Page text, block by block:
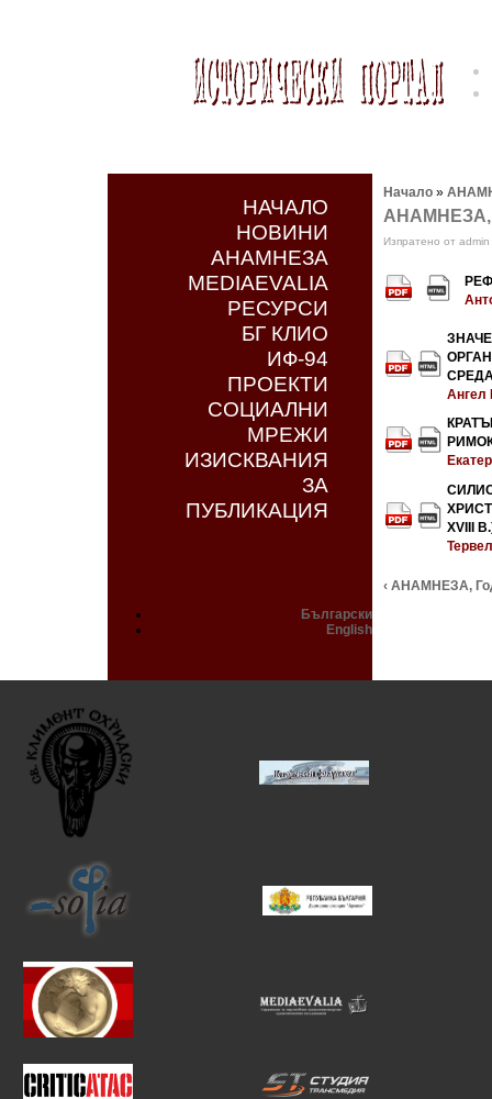
НАЧАЛО
НОВИНИ
АНАМНЕЗА
MEDIAEVALIA
РЕСУРСИ
БГ КЛИО
ИФ-94
ПРОЕКТИ
СОЦИАЛНИ
МРЕЖИ
ИЗИСКВАНИЯ
ЗА
ПУБЛИКАЦИЯ
Български
English
Начало »
АНАМНЕЗА,
Изпратено от
Ангел
XVIII
‹ АНАМНЕЗА,